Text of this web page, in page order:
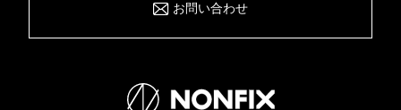
お問い合わせ